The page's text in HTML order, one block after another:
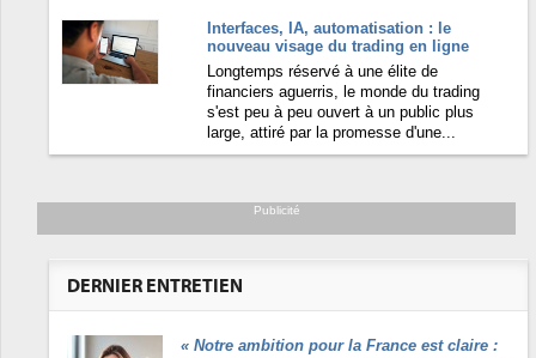
Interfaces, IA, automatisation : le
nouveau visage du trading en ligne
Longtemps réservé à une élite de
financiers aguerris, le monde du trading
s'est peu à peu ouvert à un public plus
large, attiré par la promesse d'une...
Publicité
DERNIER ENTRETIEN
« Notre ambition pour la France est claire :